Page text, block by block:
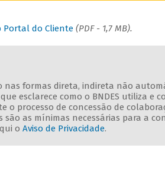
Portal do Cliente (PDF - 1,7 MB).
nas formas direta, indireta não
esclarece como o BNDES utiliza e
o processo de concessão de
são as mínimas necessárias para a
o Aviso de Privacidade.